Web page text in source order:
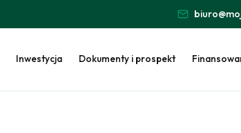
Inwestycja Dokumenty i prospekt